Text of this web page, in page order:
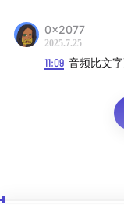
1:07:12 AGI 时代的
1:13:23投资与对
0x2077
2025.7.25
11:09 音频比文